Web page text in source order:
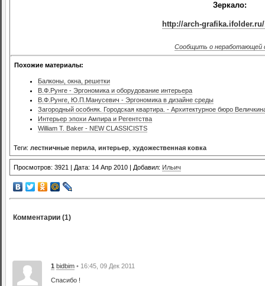
Зеркало:
http://arch-grafika.ifolder.ru/
Сообщить о неработающей
Похожие материалы:
Балконы, окна, решетки
В.Ф.Рунге - Эргономика и оборудование интерьера
В.Ф.Рунге, Ю.П.Манусевич - Эргономика в дизайне среды
Загородный особняк. Городская квартира. - Архитектурное бюро
Интерьер эпохи Ампира и Регентства
William T. Baker - NEW CLASSICISTS
Теги: лестничные перила интерьер художественная ковка
Просмотров: 3921 | Дата: 14 Апр 2010 | Добавил: Ильич
Комментарии (1)
1 bidbim • 16:45, 09 Дек 2011
Спасибо !